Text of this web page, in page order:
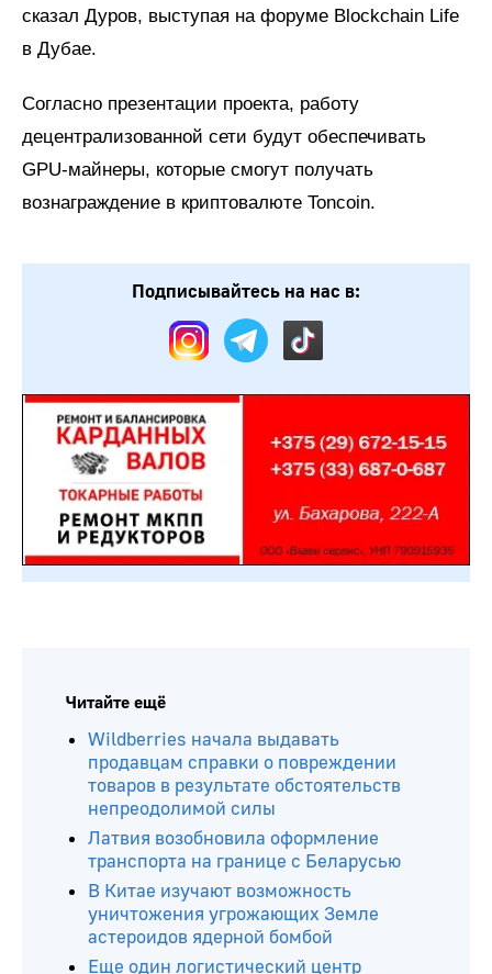
сказал Дуров, выступая на форуме Blockchain Life
в Дубае.
Согласно презентации проекта, работу
децентрализованной сети будут обеспечивать
GPU-майнеры, которые смогут получать
вознаграждение в криптовалюте Toncoin.
Подписывайтесь на нас в:
Читайте ещё
Wildberries начала выдавать
продавцам справки о повреждении
товаров в результате обстоятельств
непреодолимой силы
Латвия возобновила оформление
транспорта на границе с Беларусью
В Китае изучают возможность
уничтожения угрожающих Земле
астероидов ядерной бомбой
Еще один логистический центр